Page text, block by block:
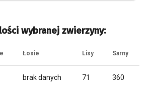
wybranej zwierzyny:
Łosie Lisy Sarny
brak danych 71 360